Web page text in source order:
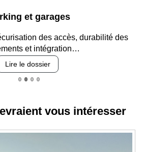
et garages
des accès, durabilité des
et intégration…
Lire le dossier
vous intéresser